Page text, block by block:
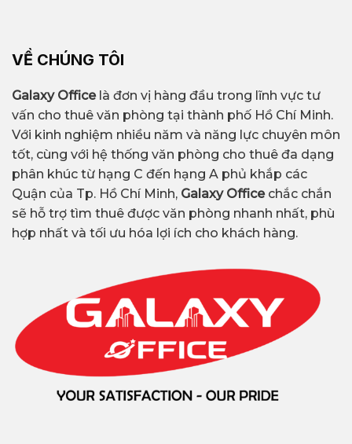
VỀ CHÚNG TÔI
Galaxy Officelà đơn vị hàng đầu trong lĩnh vực tư
vấn cho thuê văn phòng tại thành phố Hồ Chí Minh.
Với kinh nghiệm nhiều năm và năng lực chuyên môn
tốt, cùng với hệ thống văn phòng cho thuê đa dạng
phân khúc từ hạng C đến hạng A phủ khắp các
Quận của Tp. Hồ Chí Minh, Galaxy Office chắc chắn
sẽ hỗ trợ tìm thuê được văn phòng nhanh nhất, phù
hợp nhất và tối ưu hóa lợi ích cho khách hàng.